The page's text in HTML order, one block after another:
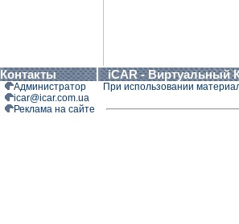
Контакты
Администратор
icar@icar.com.ua
Реклама на сайте
iCAR - Виртуальный
При использовании